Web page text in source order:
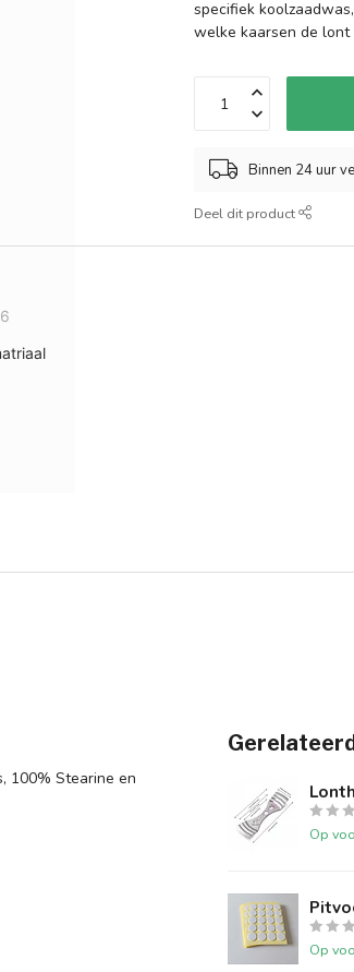
specifiek
welke kaarsen de
Binnen 24 uur
Deel dit product
100% Stearine en
Op
Op